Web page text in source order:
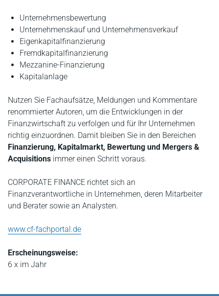
Unternehmensbewertung
Unternehmenskauf und Unternehmensverkauf
Eigenkapitalfinanzierung
Fremdkapitalfinanzierung
Mezzanine-Finanzierung
Kapitalanlage
Nutzen Sie Fachaufsätze, Meldungen und Kommentare
renommierter Autoren, um die Entwicklungen in der
Finanzwirtschaft zu verfolgen und für Ihr Unternehmen
richtig einzuordnen. Damit bleiben Sie in den Bereichen
Finanzierung, Kapitalmarkt, Bewertung und Mergers &
Acquisitions immer einen Schritt voraus.
CORPORATE FINANCE richtet sich an
Finanzverantwortliche in Unternehmen, deren Mitarbeiter
und Berater sowie an Analysten.
www.cf-fachportal.de
Erscheinungsweise:
6 x im Jahr